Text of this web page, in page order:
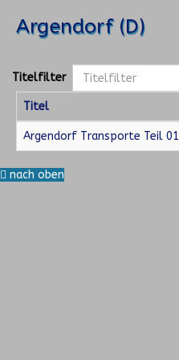
Argendorf (D)
Titelfilter
Titel
Argendorf Transporte Teil 01
nach oben